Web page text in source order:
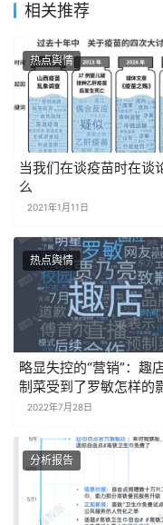
相关推荐
热点舆情
当我们在谈疫苗时在谈
么
2021年1月11日
热点舆情
略显失控的“营销”：趣
制菜受到了罗敏怎样的
响？
2022年7月28日
分析报告